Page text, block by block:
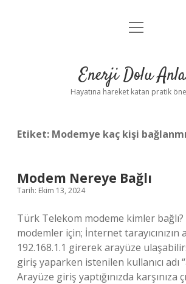
Anasayfa
Yasal Uyarı
menüyü
Enerji Dolu
Hayatına hareket katan pratik
Etiket: Modemye kaç kişi
Modem Nereye Bağlı
Tarih: Ekim 13, 2024
Türk Telekom modeme kimler bağlı?
modemler için; İnternet
192.168.1.1 girerek arayüze
giriş yaparken istenilen kullanıcı adı
Arayüze giriş yaptığınızda karşınıza